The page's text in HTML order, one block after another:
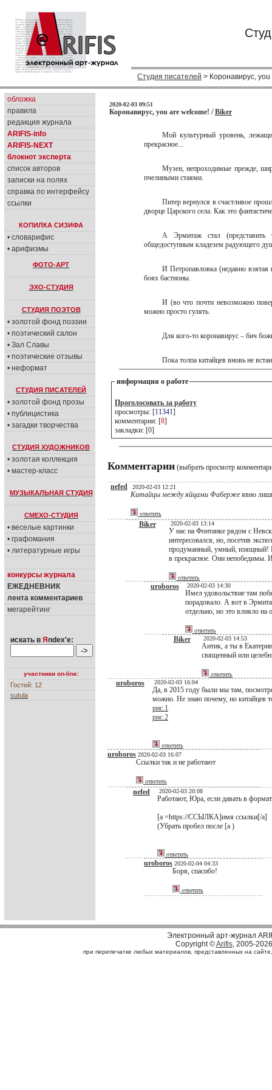
Студия писателей > Коронавирус,
обложка
правила
редакция журнала
ARIFIS-info
ARIFIS-NEXT
блокнот эксперта
список авторов
записки на полях
справка по интерфейсу
ссылки
КОПИЛКА СИЗИФА
• словарифис
• арифизмы
ФОТО-АРТ
ЭХО-СТУДИЯ
СТУДИЯ ПОЭТОВ
• золотой фонд поэзии
• поэтический салон
• Зал Славы
• поэтические отзывы
• неформат
СТУДИЯ ПИСАТЕЛЕЙ
• золотой фонд прозы
• публицистика
• загадки творчества
СТУДИЯ ХУДОЖНИКОВ
• золотая коллекция
• мастер-класс
МУЗЫКАЛЬНАЯ СТУДИЯ
СМЕХО-СТУДИЯ
• веселые картинки
• графомания
• литературные игры
конкурсы журнала
ЕЖЕДНЕВНИК
лента комментариев
мегарейтинг
искать в Я ndex'е:
участники on-line:
Гостей: 12
sutula
2020-02-03 09:51
Коронавирус, you are welcome! /Biker
Мой культурный уровень,
прекрасное...
Музеи, непроходимые прежде,
пчелиными стаями.
Питер вернулся в счастливое
дворце Царского села. Как это
А Эрмитаж стал (представить
общедоступным кладезем радующего
И Петропавловка (недавно взятая
боях бастионы.
И (во что почти невозможно
можно просто гулять.
Для кого-то коронавирус – бич
Пока толпа китайцев вновь не
информация о работе
Проголосовать за работу
просмотры: [11341]
комментарии: [8]
закладки: [0]
Комментарии (выбрать просмотр
nefed 2020-02-03 12:21
Китайцы между яйцами Фаберже явно
ответить
Biker 2020-02-03 13:14
У нас на Фонтанке рядом с
интересовался, но, посетив
продуманный, умный, изящный!
в прекрасное. Они непобедимы.
ответить
uroboros 2020-02-03 14:30
Имел удовольствие там
порадовало. А вот в
отдельно, но это влияло
ответить
Biker 2020-02-03 14:53
Антик, а ты в
священный или
ответить
uroboros 2020-02-03 16:04
Да, в 2015 году были мы там,
можно. Не знаю почему, но китайцев
рис.1
рис.2
ответить
uroboros 2020-02-03 16:07
Ссылки так и не работают
ответить
nefed 2020-02-03 20:08
Работают, Юра, если давать в
[a =https://ССЫЛКА]имя ссылки[/a]
(Убрать пробел после [a )
ответить
uroboros 2020-02-04 04:33
Боря, спасибо!
ответить
Электронный арт-журнал
Copyright ©Arifis, 2005-2026
при перепечатке любых материалов, представленных на